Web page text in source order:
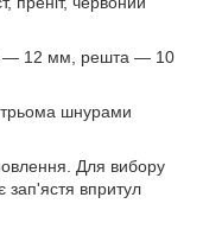
— 12 мм, решта — 10
трьома шнурами
Для вибору
зап'ястя впритул